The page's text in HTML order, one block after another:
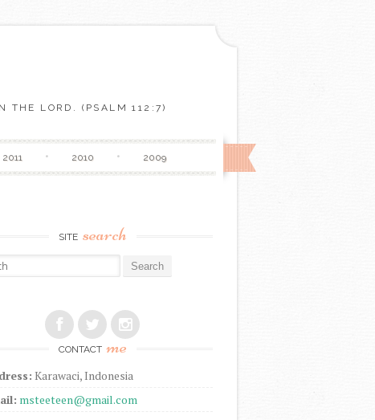
THE LORD. (PSALM 112:7)
2011 2010 2009
SITE search
for:
CONTACT me
Karawaci, Indonesia
msteeteen@gmail.com